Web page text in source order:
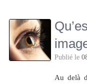
Publié le
Au delà